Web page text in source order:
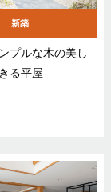
新築
プルな木の美し
る平屋